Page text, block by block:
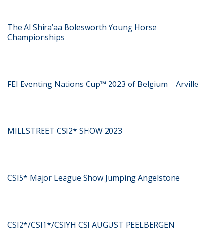
The Al Shira’aa Bolesworth Young Horse
Championships
FEI Eventing Nations Cup™ 2023 of Belgium – Arville
MILLSTREET CSI2* SHOW 2023
CSI5* Major League Show Jumping Angelstone
CSI2*/CSI1*/CSIYH CSI AUGUST PEELBERGEN